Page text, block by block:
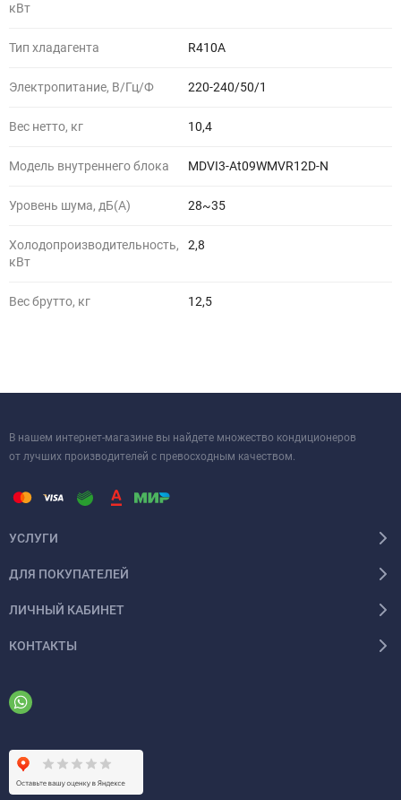
кВт
Тип хладагента R410A
Электропитание, В/Гц/Ф 220-240/50/1
Вес нетто, кг 10,4
Модель внутреннего блока MDVI3-At09WMVR12D-N
Уровень шума, дБ(A) 28~35
Холодопроизводительность,
кВт
2,8
Вес брутто, кг 12,5
В нашем интернет-магазине вы найдете множество кондиционеров
от лучших производителей с превосходным качеством.
УСЛУГИ
ДЛЯ ПОКУПАТЕЛЕЙ
ЛИЧНЫЙ КАБИНЕТ
КОНТАКТЫ